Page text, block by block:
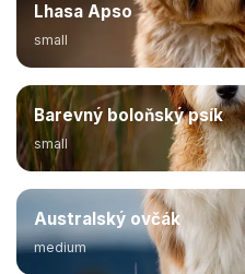
Lhasa Apso
small
Barevný boloňský psík
small
Australský ovčák
medium